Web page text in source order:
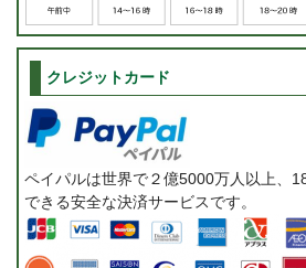
クレジットカード
ペイパルは世界で２億5000万人以上、
できる安全な決済サービスです。